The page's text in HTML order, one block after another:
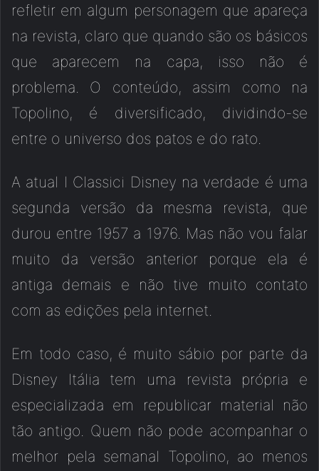
refletir em algum personagem que apareça
na revista, claro que quando são os básicos
que aparecem na capa, isso não é
problema. O conteúdo, assim como na
Topolino, é diversificado, dividindo-se
entre o universo dos patos e do rato.
A atual I Classici Disney na verdade é uma
segunda versão da mesma revista, que
durou entre 1957 a 1976. Mas não vou falar
muito da versão anterior porque ela é
antiga demais e não tive muito contato
com as edições pela internet.
Em todo caso, é muito sábio por parte da
Disney Itália tem uma revista própria e
especializada em republicar material não
tão antigo. Quem não pode acompanhar o
melhor pela semanal Topolino, ao menos